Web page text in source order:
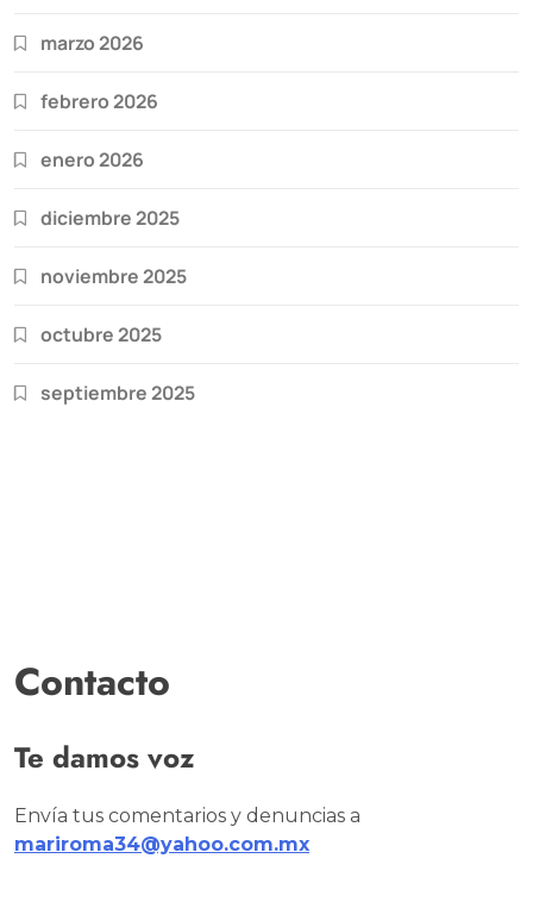
marzo 2026
febrero 2026
enero 2026
diciembre 2025
noviembre 2025
octubre 2025
septiembre 2025
Contacto
Te damos voz
Envía tus comentarios y denuncias a
mariroma34@yahoo.com.mx